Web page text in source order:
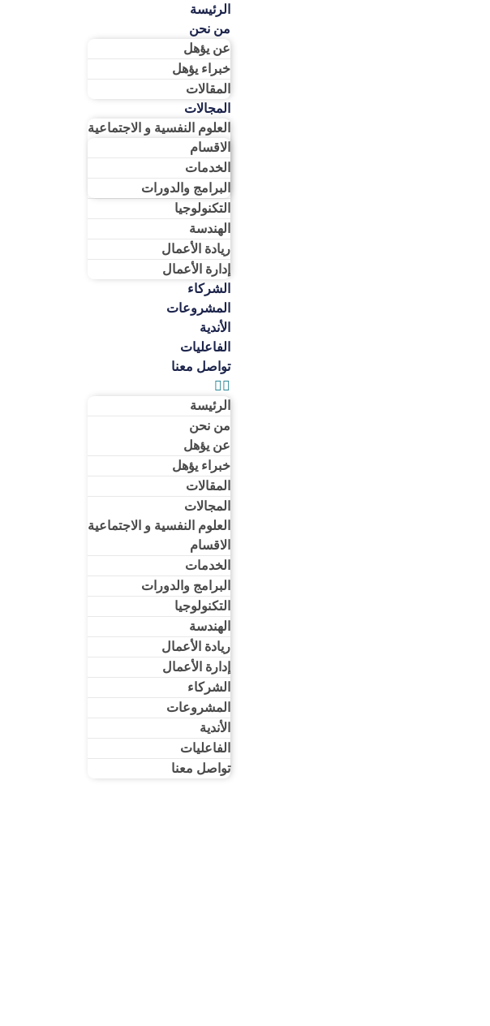
الرئيسة
من نحن
عن يؤهل
خبراء يؤهل
المقالات
المجالات
العلوم النفسية و الاجتماعية
الاقسام
الخدمات
البرامج والدورات
التكنولوجيا
الهندسة
ريادة الأعمال​
إدارة الأعمال​
الشركاء
المشروعات
الأندية
الفاعليات
تواصل معنا
الرئيسة
من نحن
عن يؤهل
خبراء يؤهل
المقالات
المجالات
العلوم النفسية و الاجتماعية
الاقسام
الخدمات
البرامج والدورات
التكنولوجيا
الهندسة
ريادة الأعمال​
إدارة الأعمال​
الشركاء
المشروعات
الأندية
الفاعليات
تواصل معنا